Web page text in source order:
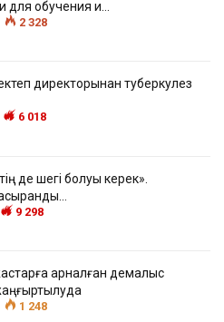
для обучения и…
2 328
директорынан туберкулез
6 018
де шегі болуы керек».
9 298
арналған демалыс
1 248